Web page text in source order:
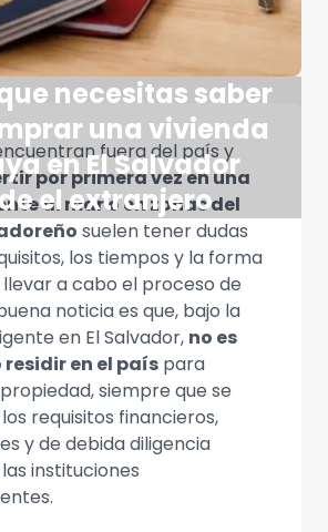
necesitas saber
una vivienda
en El Salvador
el extranjero
fuera del país y
por primera vez en una
al mar o en zonas del
suelen tener dudas
los tiempos y la forma
a cabo el proceso de
noticia es que, bajo la
en El Salvador, no es
en el país para
siempre que se
requisitos financieros,
y de debida diligencia
instituciones